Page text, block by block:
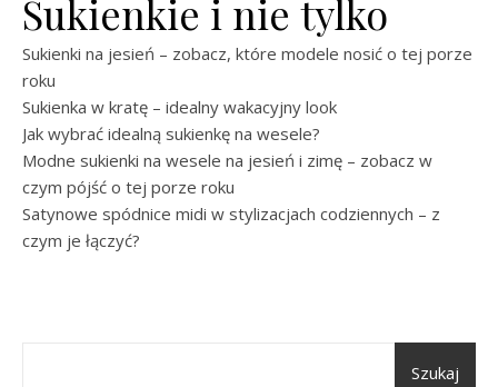
Sukienkie i nie tylko
Sukienki na jesień – zobacz, które modele nosić o tej porze
roku
Sukienka w kratę – idealny wakacyjny look
Jak wybrać idealną sukienkę na wesele?
Modne sukienki na wesele na jesień i zimę – zobacz w
czym pójść o tej porze roku
Satynowe spódnice midi w stylizacjach codziennych – z
czym je łączyć?
Szukaj